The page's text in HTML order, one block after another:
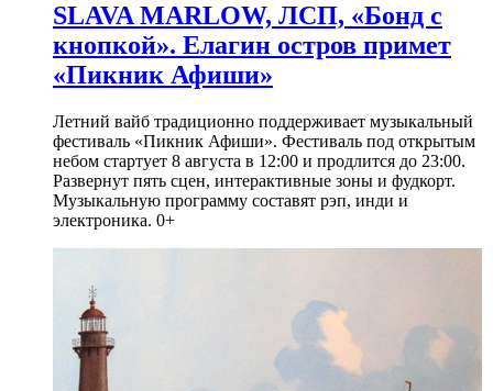
SLAVA MARLOW, ЛСП, «Бонд с
кнопкой». Елагин остров примет
«Пикник Афиши»
Летний вайб традиционно поддерживает музыкальный
фестиваль «Пикник Афиши». Фестиваль под открытым
небом стартует 8 августа в 12:00 и продлится до 23:00.
Развернут пять сцен, интерактивные зоны и фудкорт.
Музыкальную программу составят рэп, инди и
электроника. 0+